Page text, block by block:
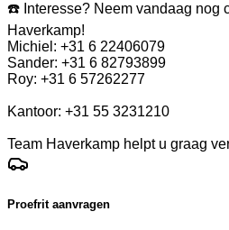
☎️ Interesse? Neem vandaag nog
Haverkamp!
Michiel: +31 6 22406079
Sander: +31 6 82793899
Roy: +31 6 57262277
Kantoor: +31 55 3231210
Team Haverkamp helpt u graag
Proefrit aanvragen